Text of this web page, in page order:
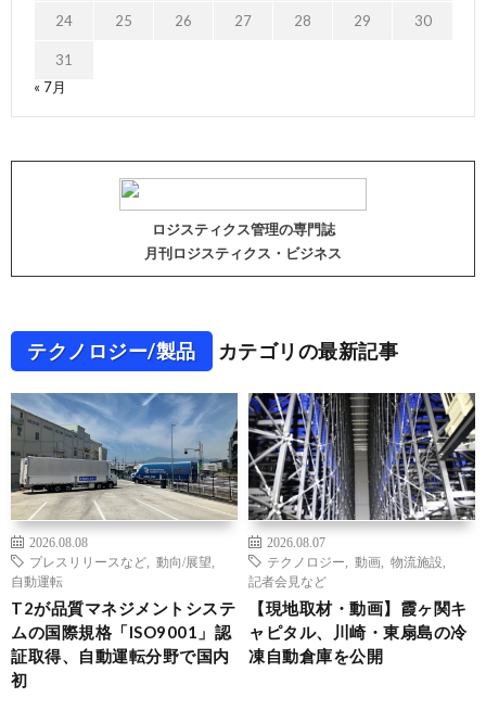
24 25 26 27 28 29 30
31
« 7月
ロジスティクス管理の専門誌
月刊ロジスティクス・ビジネス
テクノロジー/製品 カテゴリの最新記事
2026.08.08
プレスリリースなど
動向/展望
自動運転
T2が品質マネジメントシステ
ムの国際規格「ISO9001」認
証取得、自動運転分野で国内
初
2026.08.07
テクノロジー
動画 物流施設
記者会見など
【現地取材・動画】霞ヶ関キ
ャピタル、川崎・東扇島の冷
凍自動倉庫を公開